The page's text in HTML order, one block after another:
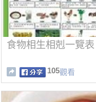
食物相生相剋一覽
105觀看